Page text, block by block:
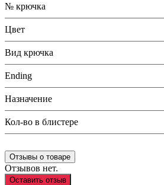
№ крючка
Цвет
Вид крючка
Ending
Назначение
Кол-во в блистере
Отзывы о товаре
Отзывов нет.
Оставить отзыв